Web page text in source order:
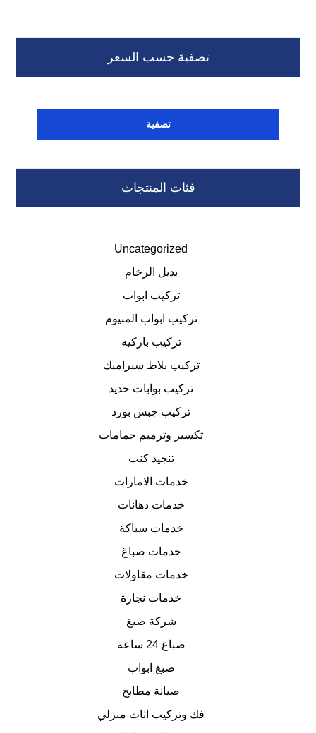
تصفية حسب السعر
تصفية
فئات المنتجات
Uncategorized
بديل الرخام
تركيب ابواب
تركيب ابواب المنيوم
تركيب باركيه
تركيب بلاط سيراميك
تركيب بوابات حديد
تركيب جبس بورد
تكسير وترميم حمامات
تنجيد كنب
خدمات الامارات
خدمات دهانات
خدمات سباكة
خدمات صباغ
خدمات مقاولات
خدمات نجارة
شركة صبغ
صباغ 24 ساعة
صبغ ابواب
صيانة مطابخ
فك وتركيب اثاث منزلي